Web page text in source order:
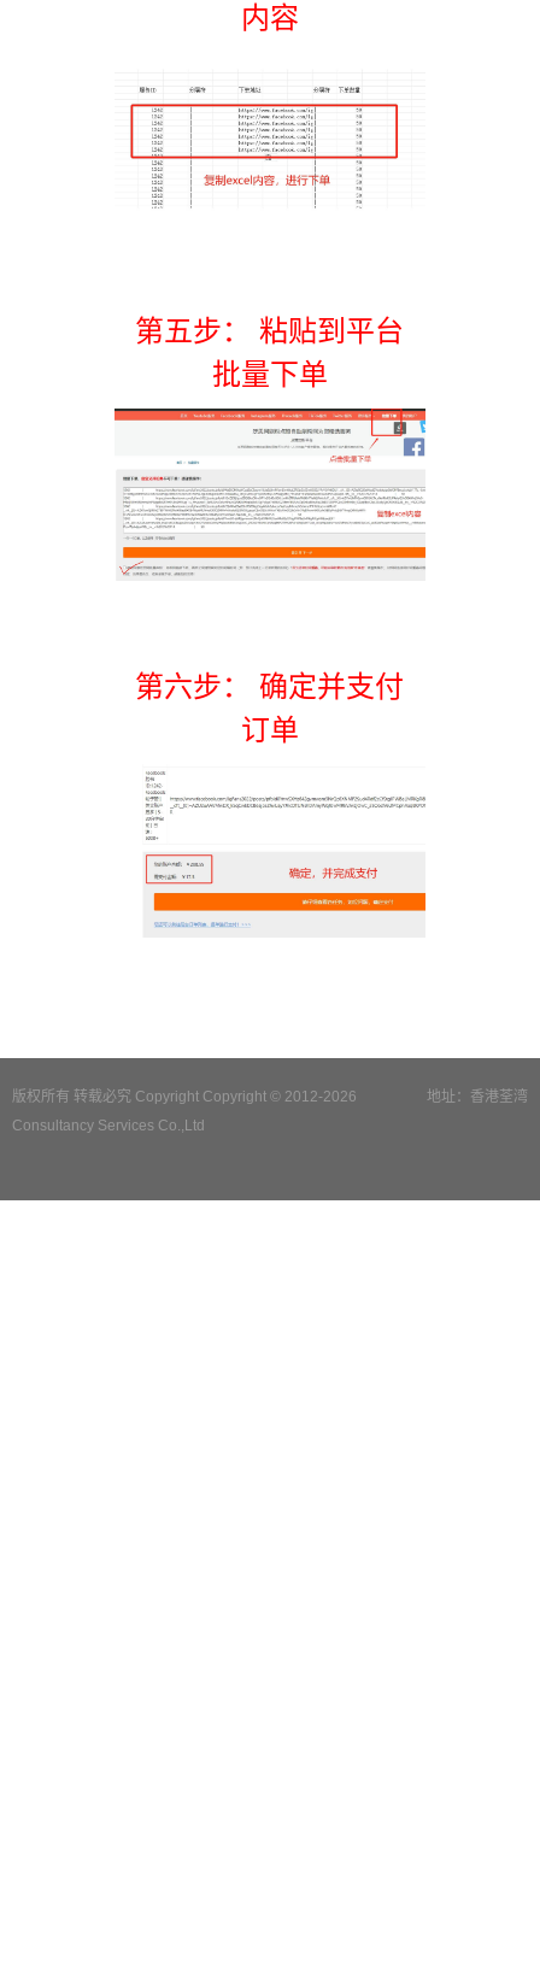
内容
第五步： 粘贴到平台
批量下单
第六步： 确定并支付
订单
地址：香港荃湾
版权所有 转载必究 Copyright Copyright © 2012-2026
Consultancy Services Co.,Ltd